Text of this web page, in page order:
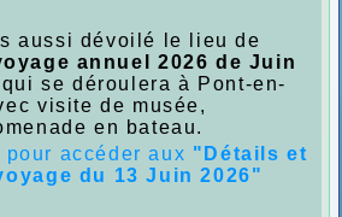
aussi dévoilé le lieu de
annuel 2026 de Juin
se déroulera à Pont-en-
visite de musée,
en bateau.
pour accéder aux "Détails et
du 13 Juin 2026"